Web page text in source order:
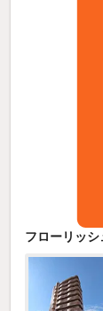
フローリッ